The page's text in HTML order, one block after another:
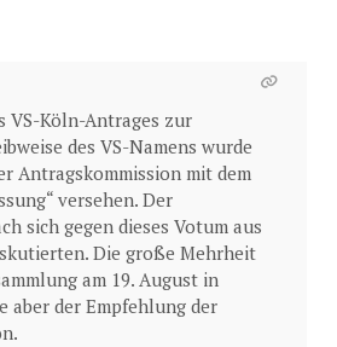
VS-Köln-Antrages zur
des VS-Namens wurde
Antragskommission mit dem
versehen. Der
sich gegen dieses Votum aus
Die große Mehrheit
am 19. August in
aber der Empfehlung der